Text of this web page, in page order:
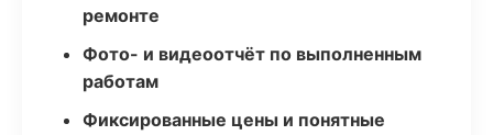
ремонте
Фото- и видеоотчёт по выполненным
работам
Фиксированные цены и понятные